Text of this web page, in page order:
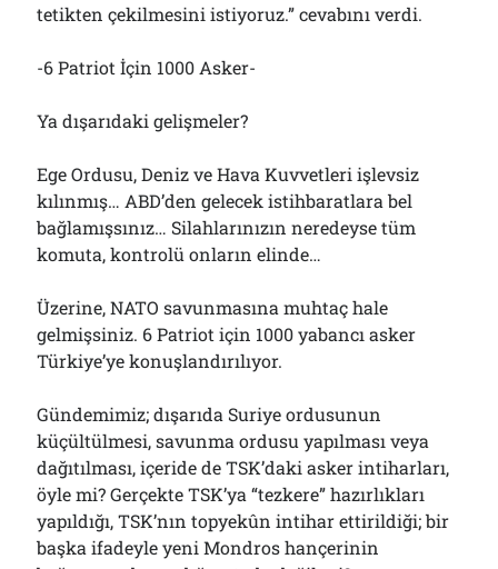
tetikten çekilmesini istiyoruz.” cevabını verdi.
-6 Patriot İçin 1000 Asker-
Ya dışarıdaki gelişmeler?
Ege Ordusu, Deniz ve Hava Kuvvetleri işlevsiz
kılınmış… ABD’den gelecek istihbaratlara bel
bağlamışsınız… Silahlarınızın neredeyse tüm
komuta, kontrolü onların elinde…
Üzerine, NATO savunmasına muhtaç hale
gelmişsiniz. 6 Patriot için 1000 yabancı asker
Türkiye’ye konuşlandırılıyor.
Gündemimiz; dışarıda Suriye ordusunun
küçültülmesi, savunma ordusu yapılması veya
dağıtılması, içeride de TSK’daki asker intiharları,
öyle mi? Gerçekte TSK’ya “tezkere” hazırlıkları
yapıldığı, TSK’nın topyekûn intihar ettirildiği; bir
başka ifadeyle yeni Mondros hançerinin